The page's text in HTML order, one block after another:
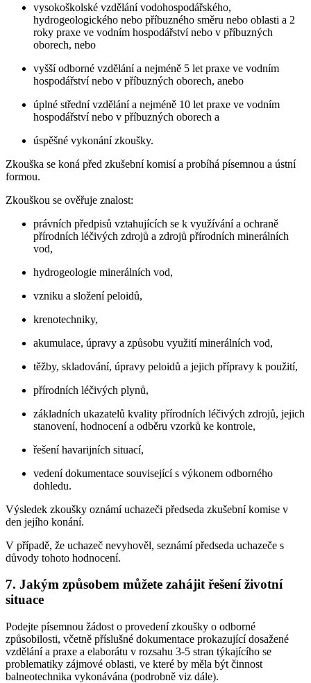
vysokoškolské vzdělání vodohospodářského,
hydrogeologického nebo příbuzného směru nebo oblasti a 2
roky praxe ve vodním hospodářství nebo v příbuzných
oborech, nebo
vyšší odborné vzdělání a nejméně 5 let praxe ve vodním
hospodářství nebo v příbuzných oborech, anebo
úplné střední vzdělání a nejméně 10 let praxe ve vodním
hospodářství nebo v příbuzných oborech a
úspěšné vykonání zkoušky.
Zkouška se koná před zkušební komisí a probíhá písemnou a ústní
formou.
Zkouškou se ověřuje znalost:
právních předpisů vztahujících se k využívání a ochraně
přírodních léčivých zdrojů a zdrojů přírodních minerálních
vod,
hydrogeologie minerálních vod,
vzniku a složení peloidů,
krenotechniky,
akumulace, úpravy a způsobu využití minerálních vod,
těžby, skladování, úpravy peloidů a jejich přípravy k použití,
přírodních léčivých plynů,
základních ukazatelů kvality přírodních léčivých zdrojů, jejich
stanovení, hodnocení a odběru vzorků ke kontrole,
řešení havarijních situací,
vedení dokumentace související s výkonem odborného
dohledu.
Výsledek zkoušky oznámí uchazeči předseda zkušební komise v
den jejího konání.
V případě, že uchazeč nevyhověl, seznámí předseda uchazeče s
důvody tohoto hodnocení.
7. Jakým způsobem můžete zahájit řešení životní
situace
Podejte písemnou žádost o provedení zkoušky o odborné
způsobilosti, včetně příslušné dokumentace prokazující dosažené
vzdělání a praxe a elaborátu v rozsahu 3-5 stran týkajícího se
problematiky zájmové oblasti, ve které by měla být činnost
balneotechnika vykonávána (podrobně viz dále).